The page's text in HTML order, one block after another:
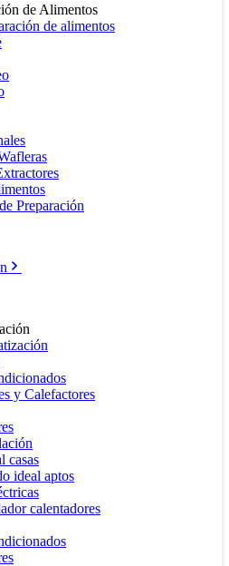
de Alimentos
de alimentos
Preparación
y Calefactores
casas
ideal aptos
calentadores